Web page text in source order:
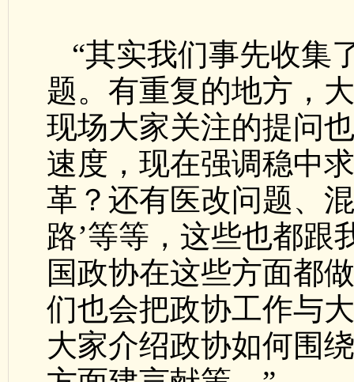
“其实我们事先收集
题。有重复的地方，
现场大家关注的提问
速度，现在强调稳中
革？还有医改问题、
路’等等，这些也都跟
国政协在这些方面都
们也会把政协工作与
大家介绍政协如何围